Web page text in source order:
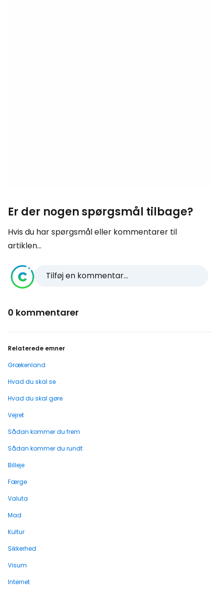
Er der nogen spørgsmål tilbage?
Hvis du har spørgsmål eller kommentarer til
artiklen...
Tilføj en kommentar...
0 kommentarer
Relaterede emner
Grækenland
Hvad du skal se
Hvad du skal gøre
Vejret
Sådan kommer du frem
Sådan kommer du rundt
Billeje
Færge
Valuta
Mad
Kultur
Sikkerhed
Visum
Internet